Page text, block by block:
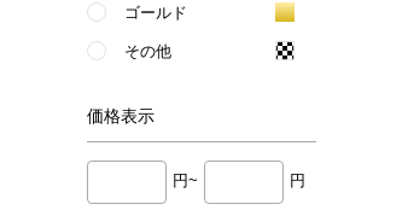
ゴールド
その他
価格表示
円~ 円